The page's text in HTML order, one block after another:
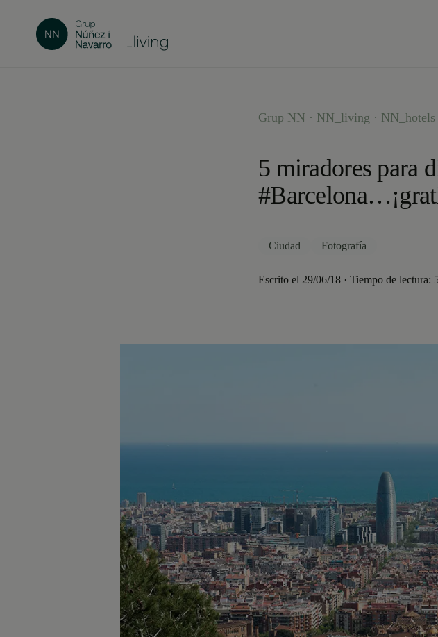
Grup NN · NN_living · NN_hotels
5 miradores para
Ciudad Fotografía
Escrito el 29/06/18 · Tiempo de lectura: